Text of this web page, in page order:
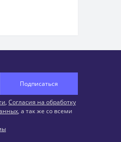
Подписаться
, Согласия на обработку
, а так же со всеми